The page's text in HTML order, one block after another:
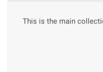
This is the main